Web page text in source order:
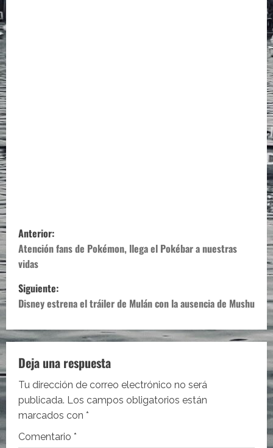
N
a
v
e
g
a
c
i
ó
Anterior:
Atención fans de Pokémon, llega el Pokébar a nuestras
vidas
Siguiente:
Disney estrena el tráiler de Mulán con la ausencia de Mushu
Deja una respuesta
Tu dirección de correo electrónico no será
publicada. Los campos obligatorios están
marcados con *
Comentario *